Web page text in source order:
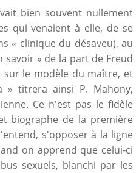
bien souvent nullement
qui venaient à elle, de se
« clinique du désaveu), au
savoir » de la part de Freud
sur le modèle du maître, et
» titrera ainsi P. Mahony,
Ce n'est pas le fidèle
biographe de la première
s'opposer à la ligne
on apprend que celui-ci
sexuels, blanchi par les